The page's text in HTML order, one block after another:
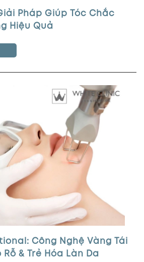
Pháp Giúp Tóc Chắc
Hiệu Quả
Công Nghệ Vàng Tái
Rỗ & Trẻ Hóa Làn Da